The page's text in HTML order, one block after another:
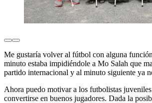
Me gustaría volver al fútbol con alguna
minuto estaba impidiéndole a Mo Salah que
partido internacional y al minuto siguiente ya
Ahora puedo motivar a los futbolistas juveniles
convertirse en buenos jugadores. Dada la